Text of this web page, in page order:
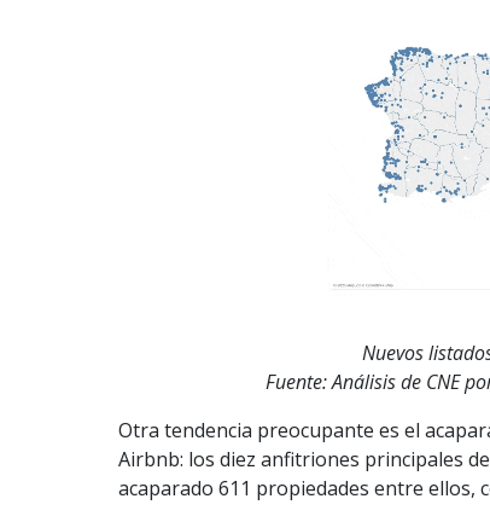
Nuevos
Fuente: Análisis de CNE
Otra tendencia preocupante es el
Airbnb: los diez anfitriones principales
acaparado 611 propiedades entre ellos,